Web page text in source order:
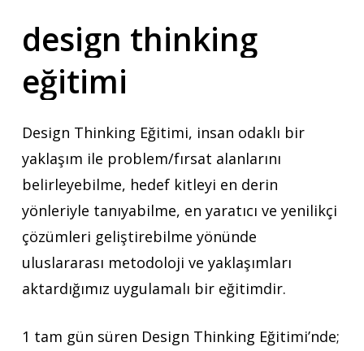
design thinking
eğitimi
Design Thinking Eğitimi, insan odaklı bir
yaklaşım ile problem/fırsat alanlarını
belirleyebilme, hedef kitleyi en derin
yönleriyle tanıyabilme, en yaratıcı ve yenilikçi
çözümleri geliştirebilme yönünde
uluslararası metodoloji ve yaklaşımları
aktardığımız uygulamalı bir eğitimdir.
1 tam gün süren Design Thinking Eğitimi’nde;